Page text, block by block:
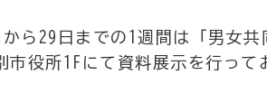
ら29日までの1週間は「男女共
市役所1Fにて資料展示を行っ